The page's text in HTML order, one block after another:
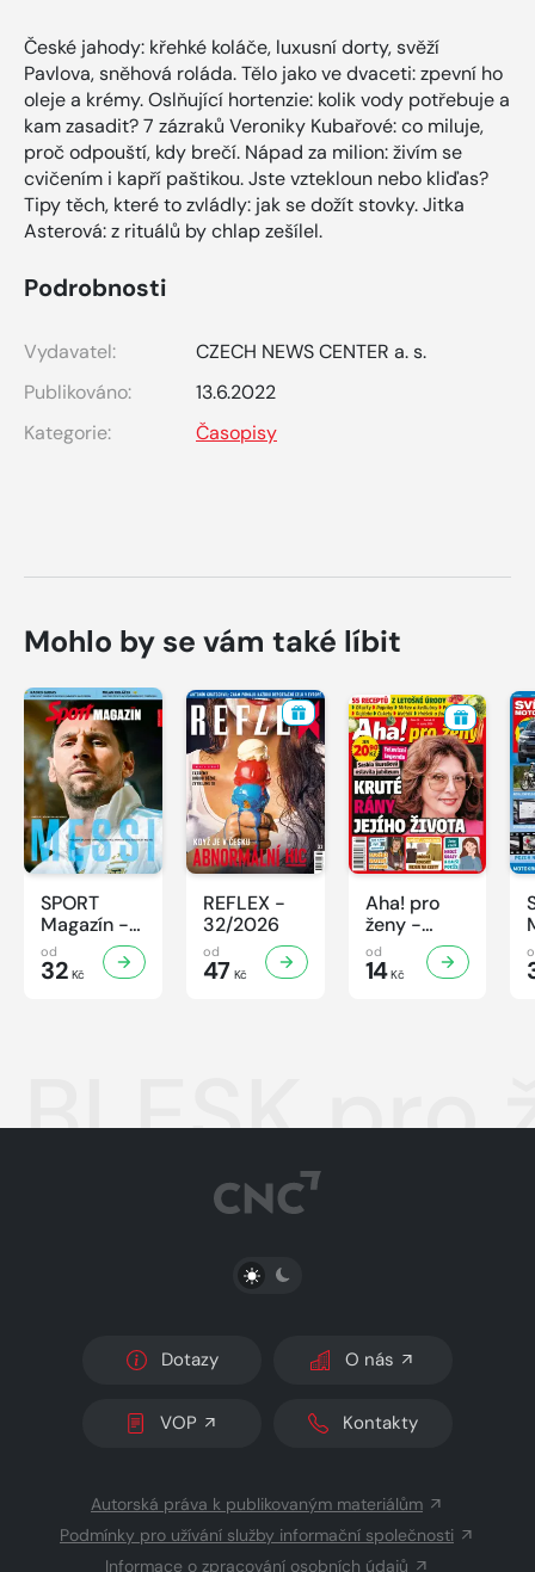
České jahody: křehké koláče, luxusní dorty, svěží
Pavlova, sněhová roláda. Tělo jako ve dvaceti: zpevní ho
oleje a krémy. Oslňující hortenzie: kolik vody potřebuje a
kam zasadit? 7 zázraků Veroniky Kubařové: co miluje,
proč odpouští, kdy brečí. Nápad za milion: živím se
cvičením i kapří paštikou. Jste vztekloun nebo kliďas?
Tipy těch, které to zvládly: jak se dožít stovky. Jitka
Asterová: z rituálů by chlap zešílel.
Podrobnosti
Vydavatel:
CZECH NEWS CENTER a. s.
Publikováno:
13.6.2022
Kategorie:
Časopisy
Mohlo by se vám také líbit
SPORT
Magazín -
32/2026
od
32 Kč
REFLEX -
32/2026
od
47 Kč
Aha! pro
ženy -
32/2026
od
14Kč
BLESK
PŘEPNOUT SVĚTLÝ/TMAVÝ REŽIM
Dotazy O nás
VOP Kontakty
Autorská práva k publikovaným materiálům
Podmínky pro užívání služby informační společnosti
Informace o zpracování osobních údajů